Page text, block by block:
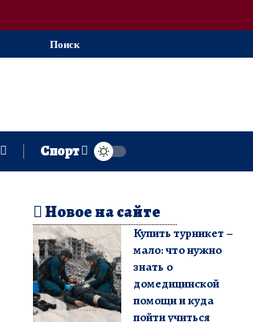
Поиск
Спорт
Новое на сайте
Купить турникет –
мало: что нужно
знать о
домедицинской
помощи и куда
пойти учиться